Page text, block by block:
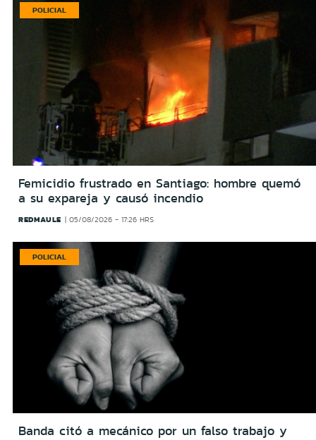
POLICIAL
Femicidio frustrado en Santiago: hombre quemó
a su expareja y causó incendio
REDMAULE 05/08/2026 - 17:26 HRS
POLICIAL
Banda citó a mecánico por un falso trabajo y